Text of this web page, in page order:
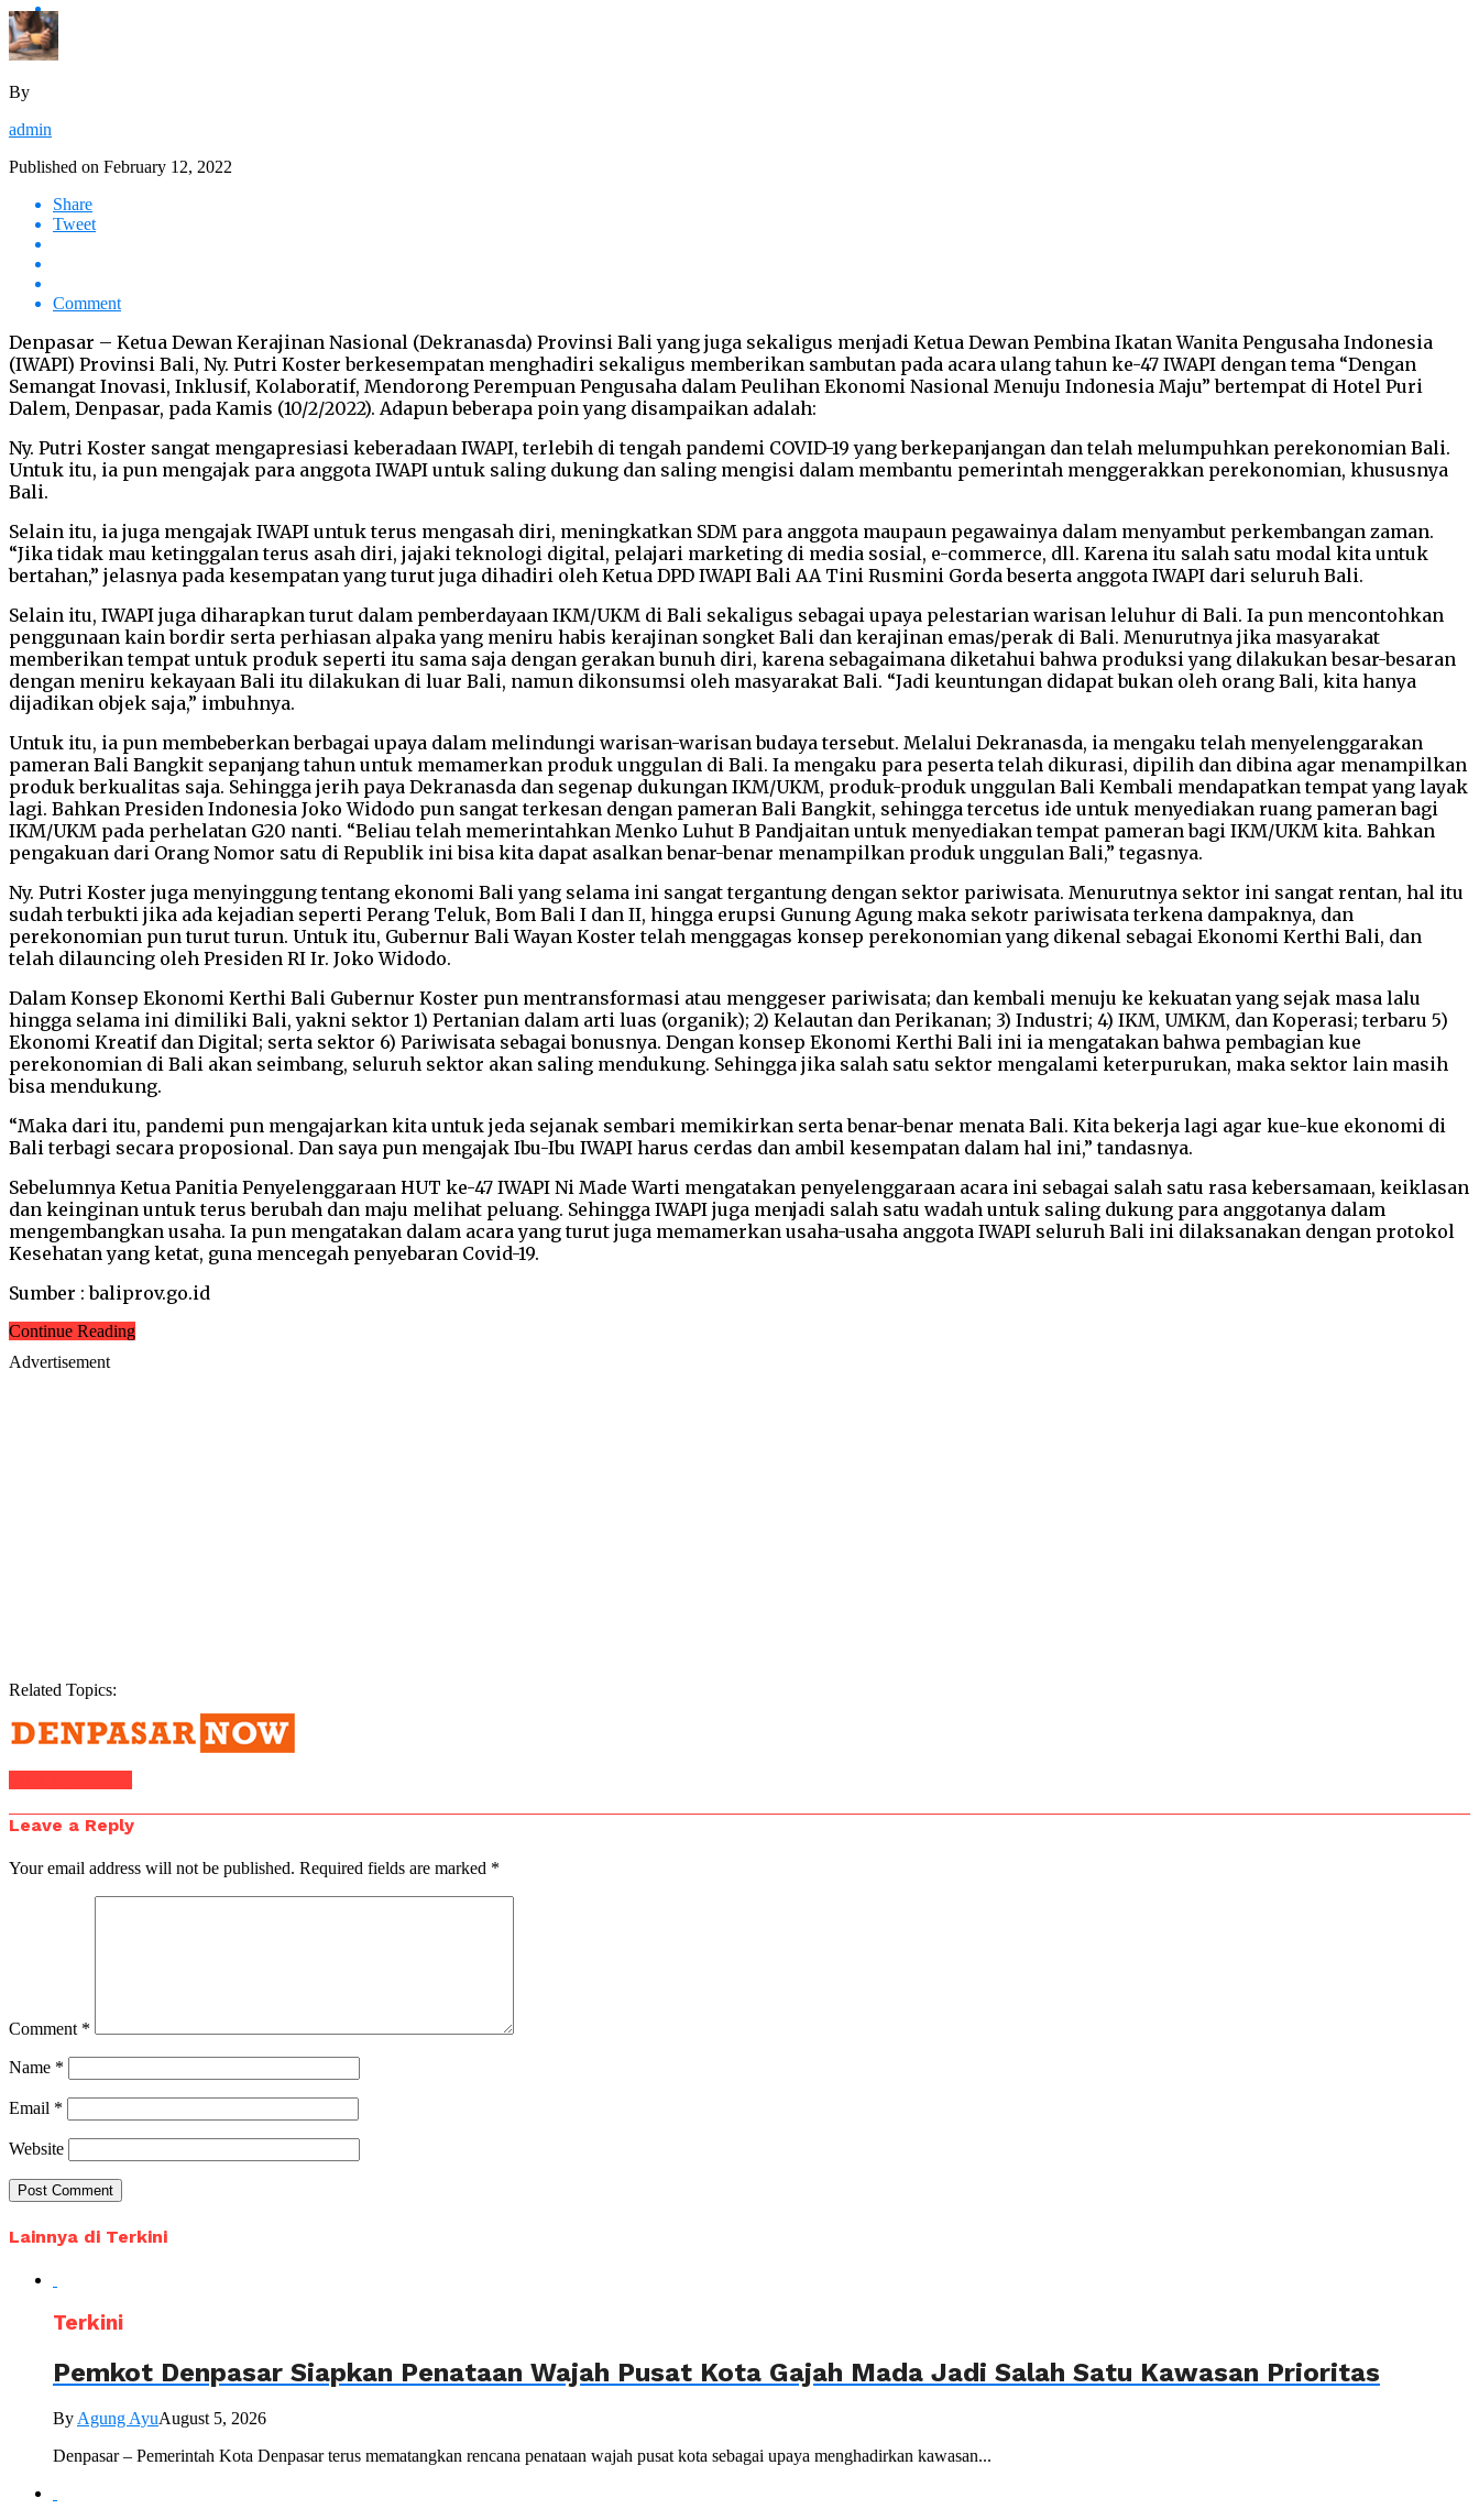
By
admin
Published on February 12, 2022
Share
Tweet
Comment
Denpasar – Ketua Dewan Kerajinan Nasional (Dekranasda) Provinsi Bali yang juga sekaligus menjadi Ketua Dewan Pembina Ikatan Wanita Pengusaha Indonesia
(IWAPI) Provinsi Bali, Ny. Putri Koster berkesempatan menghadiri sekaligus memberikan sambutan pada acara ulang tahun ke-47 IWAPI dengan tema “Dengan
Semangat Inovasi, Inklusif, Kolaboratif, Mendorong Perempuan Pengusaha dalam Peulihan Ekonomi Nasional Menuju Indonesia Maju” bertempat di Hotel Puri
Dalem, Denpasar, pada Kamis (10/2/2022). Adapun beberapa poin yang disampaikan adalah:
Ny. Putri Koster sangat mengapresiasi keberadaan IWAPI, terlebih di tengah pandemi COVID-19 yang berkepanjangan dan telah melumpuhkan perekonomian Bali.
Untuk itu, ia pun mengajak para anggota IWAPI untuk saling dukung dan saling mengisi dalam membantu pemerintah menggerakkan perekonomian, khususnya
Bali.
Selain itu, ia juga mengajak IWAPI untuk terus mengasah diri, meningkatkan SDM para anggota maupaun pegawainya dalam menyambut perkembangan zaman.
“Jika tidak mau ketinggalan terus asah diri, jajaki teknologi digital, pelajari marketing di media sosial, e-commerce, dll. Karena itu salah satu modal kita untuk
bertahan,” jelasnya pada kesempatan yang turut juga dihadiri oleh Ketua DPD IWAPI Bali AA Tini Rusmini Gorda beserta anggota IWAPI dari seluruh Bali.
Selain itu, IWAPI juga diharapkan turut dalam pemberdayaan IKM/UKM di Bali sekaligus sebagai upaya pelestarian warisan leluhur di Bali. Ia pun mencontohkan
penggunaan kain bordir serta perhiasan alpaka yang meniru habis kerajinan songket Bali dan kerajinan emas/perak di Bali. Menurutnya jika masyarakat
memberikan tempat untuk produk seperti itu sama saja dengan gerakan bunuh diri, karena sebagaimana diketahui bahwa produksi yang dilakukan besar-besaran
dengan meniru kekayaan Bali itu dilakukan di luar Bali, namun dikonsumsi oleh masyarakat Bali. “Jadi keuntungan didapat bukan oleh orang Bali, kita hanya
dijadikan objek saja,” imbuhnya.
Untuk itu, ia pun membeberkan berbagai upaya dalam melindungi warisan-warisan budaya tersebut. Melalui Dekranasda, ia mengaku telah menyelenggarakan
pameran Bali Bangkit sepanjang tahun untuk memamerkan produk unggulan di Bali. Ia mengaku para peserta telah dikurasi, dipilih dan dibina agar menampilkan
produk berkualitas saja. Sehingga jerih paya Dekranasda dan segenap dukungan IKM/UKM, produk-produk unggulan Bali Kembali mendapatkan tempat yang layak
lagi. Bahkan Presiden Indonesia Joko Widodo pun sangat terkesan dengan pameran Bali Bangkit, sehingga tercetus ide untuk menyediakan ruang pameran bagi
IKM/UKM pada perhelatan G20 nanti. “Beliau telah memerintahkan Menko Luhut B Pandjaitan untuk menyediakan tempat pameran bagi IKM/UKM kita. Bahkan
pengakuan dari Orang Nomor satu di Republik ini bisa kita dapat asalkan benar-benar menampilkan produk unggulan Bali,” tegasnya.
Ny. Putri Koster juga menyinggung tentang ekonomi Bali yang selama ini sangat tergantung dengan sektor pariwisata. Menurutnya sektor ini sangat rentan, hal itu
sudah terbukti jika ada kejadian seperti Perang Teluk, Bom Bali I dan II, hingga erupsi Gunung Agung maka sekotr pariwisata terkena dampaknya, dan
perekonomian pun turut turun. Untuk itu, Gubernur Bali Wayan Koster telah menggagas konsep perekonomian yang dikenal sebagai Ekonomi Kerthi Bali, dan
telah dilauncing oleh Presiden RI Ir. Joko Widodo.
Dalam Konsep Ekonomi Kerthi Bali Gubernur Koster pun mentransformasi atau menggeser pariwisata; dan kembali menuju ke kekuatan yang sejak masa lalu
hingga selama ini dimiliki Bali, yakni sektor 1) Pertanian dalam arti luas (organik); 2) Kelautan dan Perikanan; 3) Industri; 4) IKM, UMKM, dan Koperasi; terbaru 5)
Ekonomi Kreatif dan Digital; serta sektor 6) Pariwisata sebagai bonusnya. Dengan konsep Ekonomi Kerthi Bali ini ia mengatakan bahwa pembagian kue
perekonomian di Bali akan seimbang, seluruh sektor akan saling mendukung. Sehingga jika salah satu sektor mengalami keterpurukan, maka sektor lain masih
bisa mendukung.
“Maka dari itu, pandemi pun mengajarkan kita untuk jeda sejanak sembari memikirkan serta benar-benar menata Bali. Kita bekerja lagi agar kue-kue ekonomi di
Bali terbagi secara proposional. Dan saya pun mengajak Ibu-Ibu IWAPI harus cerdas dan ambil kesempatan dalam hal ini,” tandasnya.
Sebelumnya Ketua Panitia Penyelenggaraan HUT ke-47 IWAPI Ni Made Warti mengatakan penyelenggaraan acara ini sebagai salah satu rasa kebersamaan, keiklasan
dan keinginan untuk terus berubah dan maju melihat peluang. Sehingga IWAPI juga menjadi salah satu wadah untuk saling dukung para anggotanya dalam
mengembangkan usaha. Ia pun mengatakan dalam acara yang turut juga memamerkan usaha-usaha anggota IWAPI seluruh Bali ini dilaksanakan dengan protokol
Kesehatan yang ketat, guna mencegah penyebaran Covid-19.
Sumber : baliprov.go.id
Continue Reading
Advertisement
Related Topics:
Leave a Reply
Your email address will not be published. Required fields are marked *
Comment *
Name *
Email *
Website
Lainnya di Terkini
Terkini
Pemkot Denpasar Siapkan Penataan Wajah Pusat Kota Gajah Mada Jadi Salah Satu Kawasan Prioritas
ByAgung AyuAugust 5, 2026
Denpasar – Pemerintah Kota Denpasar terus mematangkan rencana penataan wajah pusat kota sebagai upaya menghadirkan kawasan...